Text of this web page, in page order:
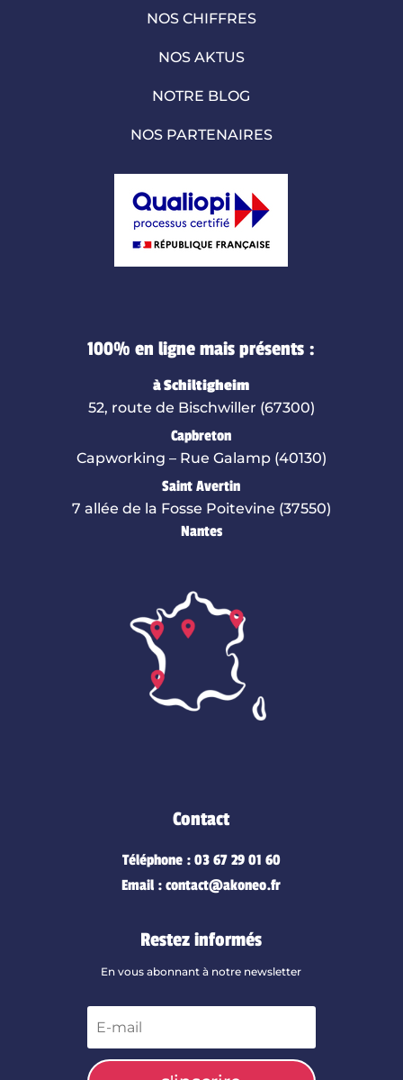
NOS CHIFFRES
NOS AKTUS
NOTRE BLOG
NOS PARTENAIRES
100% en ligne mais présents :
à Schiltigheim
52, route de Bischwiller (67300)
Capbreton
Capworking – Rue Galamp (40130)
Saint Avertin
7 allée de la Fosse Poitevine (37550)
Nantes
Contact
Téléphone : 03 67 29 01 60
Email : contact@akoneo.fr
Restez informés
En vous abonnant à notre newsletter